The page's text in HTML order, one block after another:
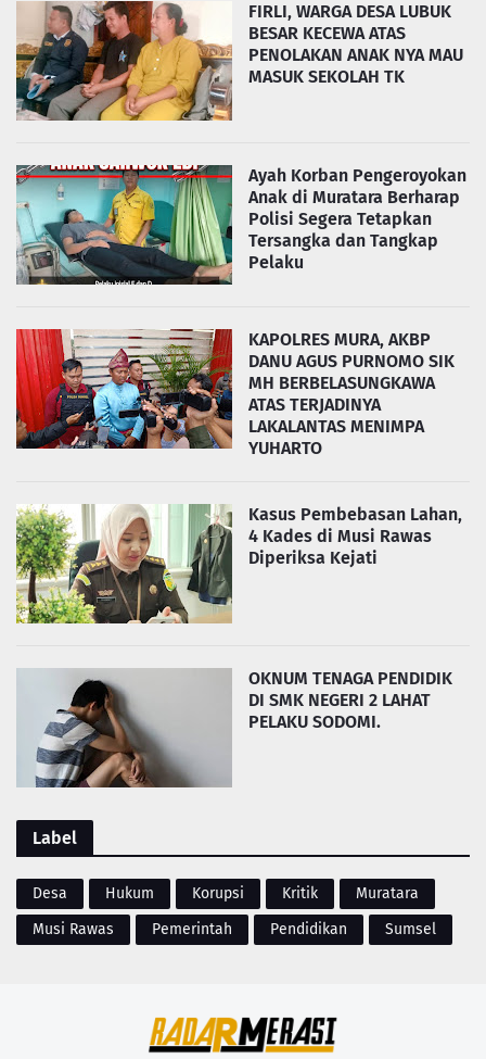
FIRLI, WARGA DESA LUBUK
BESAR KECEWA ATAS
PENOLAKAN ANAK NYA MAU
MASUK SEKOLAH TK
Ayah Korban Pengeroyokan
Anak di Muratara Berharap
Polisi Segera Tetapkan
Tersangka dan Tangkap
Pelaku
KAPOLRES MURA, AKBP
DANU AGUS PURNOMO SIK
MH BERBELASUNGKAWA
ATAS TERJADINYA
LAKALANTAS MENIMPA
YUHARTO
Kasus Pembebasan Lahan,
4 Kades di Musi Rawas
Diperiksa Kejati
OKNUM TENAGA PENDIDIK
DI SMK NEGERI 2 LAHAT
PELAKU SODOMI.
Label
Desa Hukum Korupsi Kritik
Muratara
Musi Rawas
Pemerintah Pendidikan Sumsel